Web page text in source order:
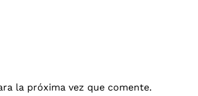
la próxima vez que comente.